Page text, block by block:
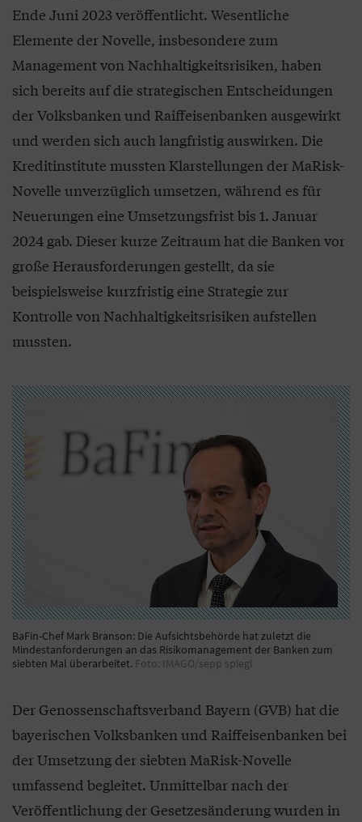
Ende Juni 2023 veröffentlicht. Wesentliche
Elemente der Novelle, insbesondere zum
Management von Nachhaltigkeitsrisiken, haben
sich bereits auf die strategischen Entscheidungen
der Volksbanken und Raiffeisenbanken ausgewirkt
und werden sich auch langfristig auswirken. Die
Kreditinstitute mussten Klarstellungen der MaRisk-
Novelle unverzüglich umsetzen, während es für
Neuerungen eine Umsetzungsfrist bis 1. Januar
2024 gab. Dieser kurze Zeitraum hat die Banken vor
große Herausforderungen gestellt, da sie
beispielsweise kurzfristig eine Strategie zur
Kontrolle von Nachhaltigkeitsrisiken aufstellen
mussten.
BaFin-Chef Mark Branson: Die Aufsichtsbehörde hat zuletzt die
Mindestanforderungen an das Risikomanagement der Banken zum
siebten Mal überarbeitet. Foto: IMAGO/sepp spiegl
Der Genossenschaftsverband Bayern (GVB) hat die
bayerischen Volksbanken und Raiffeisenbanken bei
der Umsetzung der siebten MaRisk-Novelle
umfassend begleitet. Unmittelbar nach der
Veröffentlichung der Gesetzesänderung wurden in